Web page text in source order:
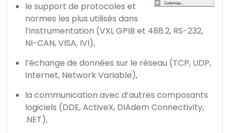
le support de protocoles et
normes les plus utilisés dans
l’instrumentation (VXI, GPIB et 488.2, RS-232,
NI-CAN, VISA, IVI),
l’échange de données sur le réseau (TCP, UDP,
Internet, Network Variable),
la communication avec d’autres composants
logiciels (DDE, ActiveX, DIAdem Connectivity,
.NET),